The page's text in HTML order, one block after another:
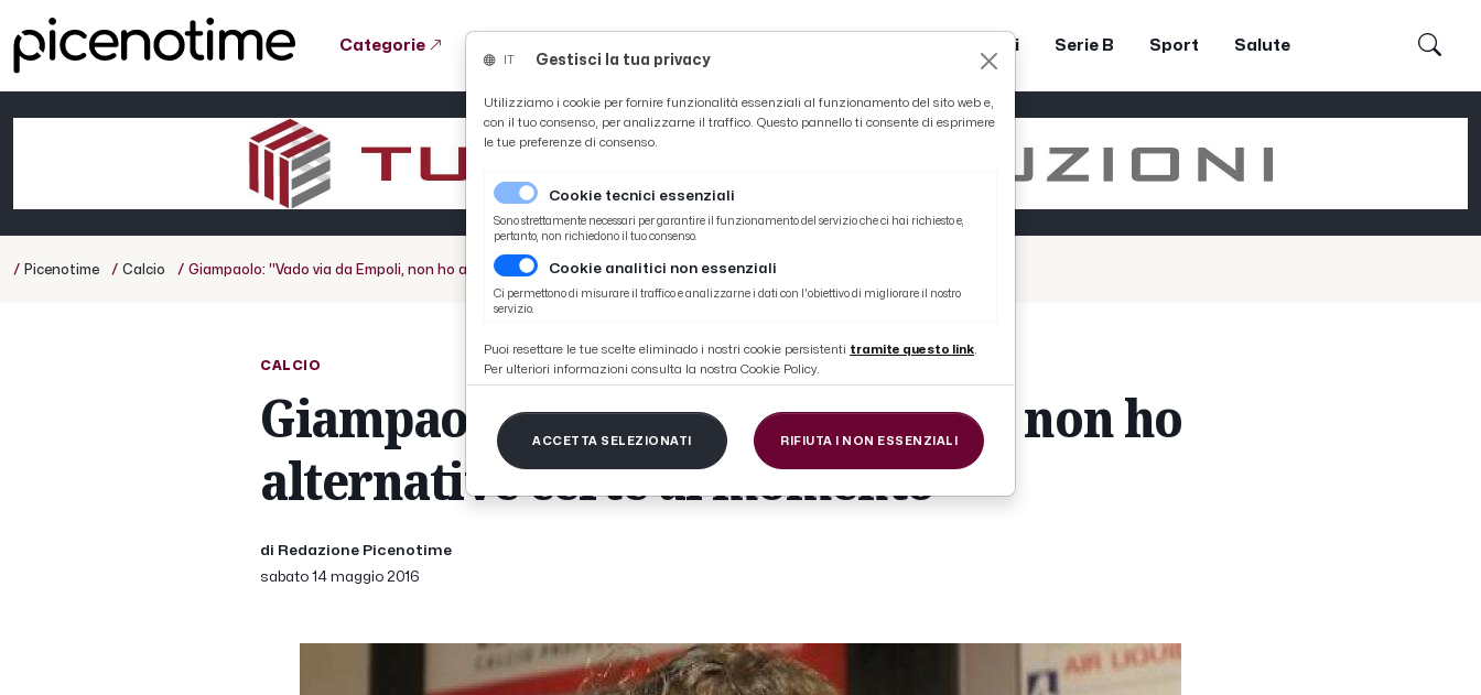
Categorie Coppa Teodori Serie B Sport Salute
/ Picenotime / Calcio / Giampaolo: ''Vado via da Empoli, non ho alternative certe al momento''
CALCIO
Giampaolo: ''Vado via da Empoli, non ho
alternative certe al momento''
di Redazione Picenotime
sabato 14 maggio 2016
Gestisci la tua privacy
Utilizziamo i cookie per fornire funzionalità essenziali al funzionamento del sito web e,
con il tuo consenso, per analizzarne il traffico. Questo pannello ti consente di esprimere
le tue preferenze di consenso.
Cookie tecnici essenziali
Sono strettamente necessari per garantire il funzionamento del servizio che ci hai richiesto e,
pertanto, non richiedono il tuo consenso.
Cookie analitici non essenziali
Ci permettono di misurare il traffico e analizzarne i dati con l'obiettivo di migliorare il nostro
servizio.
Puoi resettare le tue scelte eliminado i nostri cookie persistenti tramite questo link.
Per ulteriori informazioni consulta la nostra Cookie Policy.
ACCETTA SELEZIONATI RIFIUTA I NON ESSENZIALI